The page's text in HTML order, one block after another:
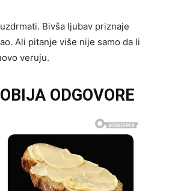
Bivša ljubav priznaje
Ali pitanje više nije samo da li
veruju.
ODGOVORE